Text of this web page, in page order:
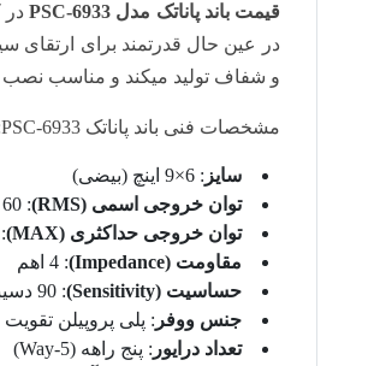
قیمت باند پاناتک مدل PSC-6933 در
و شفاف تولید میکند و مناسب نصب
مشخصات فنی باند پاناتک PSC-6933:
سایز : 6×9 اینچ (بیضی)
توان خروجی اسمی (RMS)
: 60 وات
توان خروجی حداکثری (MAX)
:
مقاومت (Impedance)
: 4 اهم
حساسیت (Sensitivity)
: 90 دسیبل
جنس ووفر : پلی‌ پروپیلن
تعداد درایور : پنج راهه (5-Way)